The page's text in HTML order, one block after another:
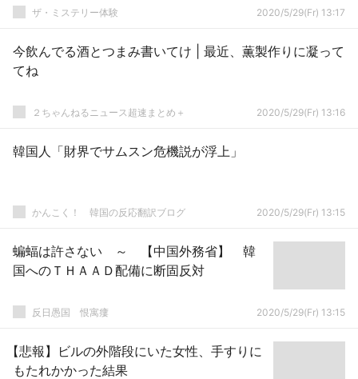
ザ・ミステリー体験 2020/5/29(Fr) 13:17
今飲んでる酒とつまみ書いてけ | 最近、薫製作りに凝って
てね
２ちゃんねるニュース超速まとめ＋ 2020/5/29(Fr) 13:16
韓国人「財界でサムスン危機説が浮上」
かんこく！ 韓国の反応翻訳ブログ 2020/5/29(Fr) 13:15
蝙蝠は許さない ～ 【中国外務省】 韓
国へのＴＨＡＡＤ配備に断固反対
反日愚国 恨寓瘻 2020/5/29(Fr) 13:15
【悲報】ビルの外階段にいた女性、手すりに
もたれかかった結果